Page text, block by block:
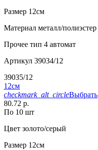
Размер 12см
Материал металл/полиэстер
Прочее тип 4 автомат
Артикул 39034/12
39035/12
12см
checkmark_alt_circleВыбрать
80.72 р.
По 10 шт
Цвет золото/серый
Размер 12см